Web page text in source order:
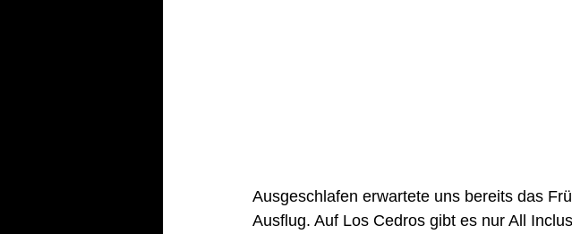
Ausgeschlafen erwartete uns bereits das
Ausflug. Auf Los Cedros gibt es nur All